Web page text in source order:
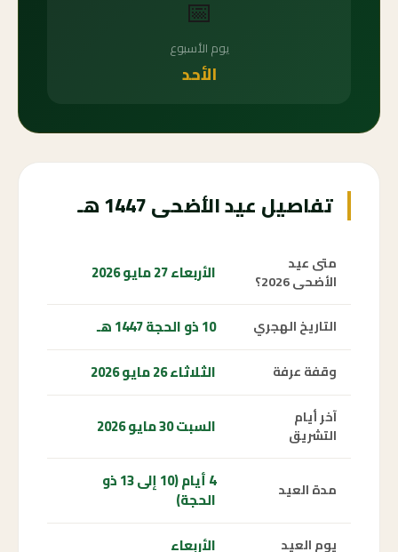
📅
يوم الأسبوع
الأحد
تفاصيل عيد الأضحى 1447 هـ
متى عيد
الأضحى 2026؟
الأربعاء 27 مايو 2026
التاريخ الهجري 10 ذو الحجة 1447 هـ
وقفة عرفة الثلاثاء 26 مايو 2026
آخر أيام
التشريق
السبت 30 مايو 2026
مدة العيد 4 أيام (10 إلى 13 ذو
الحجة)
يوم العيد الأربعاء